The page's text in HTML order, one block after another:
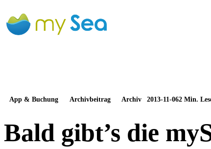
App & Buchung Archivbeitrag Archiv 2013-11-062 Min.
Bald gibt’s die